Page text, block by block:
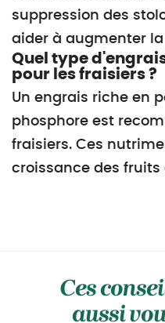
suppression des
aider à augmenter
Quel type
pour les fraisiers ?
Un engrais riche en
phosphore est
fraisiers. Ces
croissance des fruits
Ces
aussi